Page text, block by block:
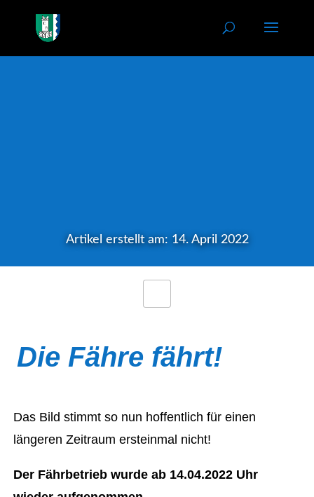
Artikel erstellt am: 14. April 2022
Die Fähre fährt!
Das Bild stimmt so nun hoffentlich für einen
längeren Zeitraum ersteinmal nicht!
Der Fährbetrieb wurde ab 14.04.2022 Uhr